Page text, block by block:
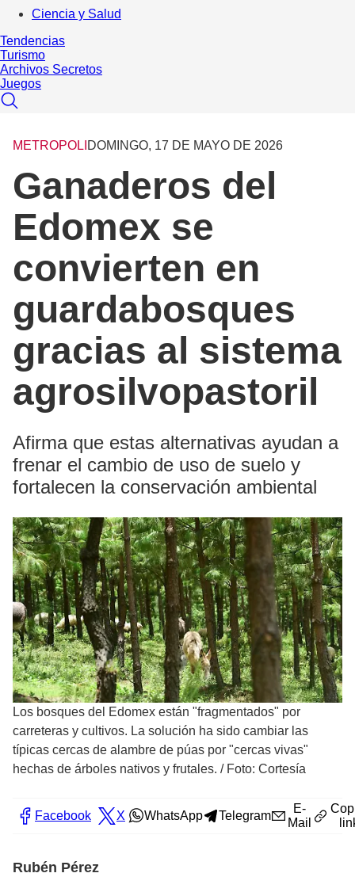
Ciencia y Salud
Tendencias
Turismo
Archivos Secretos
Juegos
METROPOLI DOMINGO, 17 DE MAYO DE 2026
Ganaderos del
Edomex se
convierten en
guardabosques
gracias al sistema
agrosilvopastoril
Afirma que estas alternativas ayudan a
frenar el cambio de uso de suelo y
fortalecen la conservación ambiental
Los bosques del Edomex están "fragmentados" por
carreteras y cultivos. La solución ha sido cambiar las
típicas cercas de alambre de púas por "cercas vivas"
hechas de árboles nativos y frutales. / Foto: Cortesía
Facebook X WhatsApp Telegram
E-
Mail
Rubén Pérez